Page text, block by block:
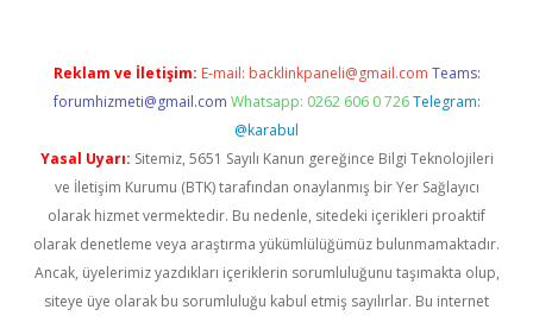
Reklam ve İletişim: E-mail: backlinkpaneli@gmail.com Teams:
forumhizmeti@gmail.com Whatsapp: 0262 606 0 726 Telegram:
@karabul
Yasal Uyarı: Sitemiz, 5651 Sayılı Kanun gereğince Bilgi Teknolojileri
ve İletişim Kurumu (BTK) tarafından onaylanmış bir Yer Sağlayıcı
olarak hizmet vermektedir. Bu nedenle, sitedeki içerikleri proaktif
olarak denetleme veya araştırma yükümlülüğümüz bulunmamaktadır.
Ancak, üyelerimiz yazdıkları içeriklerin sorumluluğunu taşımakta olup,
siteye üye olarak bu sorumluluğu kabul etmiş sayılırlar. Bu internet